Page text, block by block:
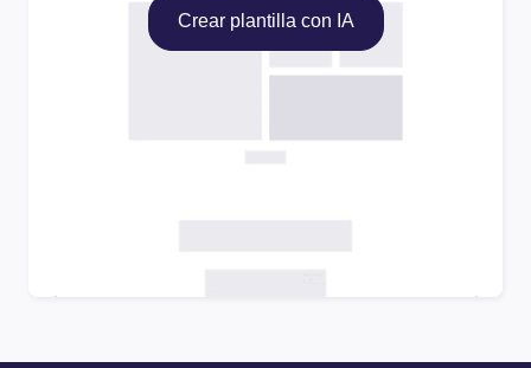
Crear plantilla con IA